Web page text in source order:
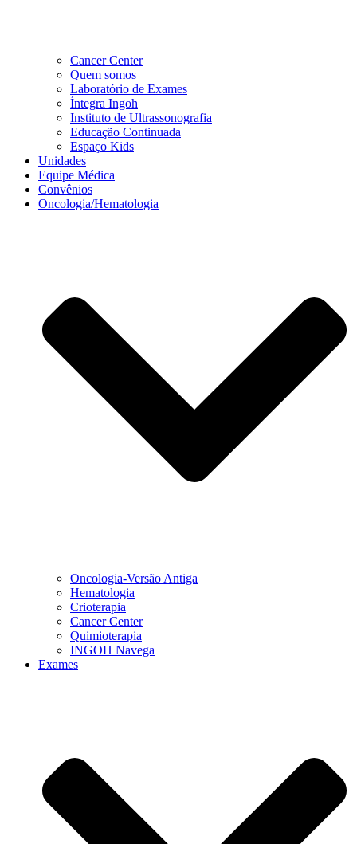
Cancer Center
Quem somos
Laboratório de Exames
Íntegra Ingoh
Instituto de Ultrassonografia
Educação Continuada
Espaço Kids
Unidades
Equipe Médica
Convênios
Oncologia/Hematologia
Oncologia-Versão Antiga
Hematologia
Crioterapia
Cancer Center
Quimioterapia
INGOH Navega
Exames